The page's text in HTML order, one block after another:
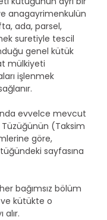
anagayrimenkulün
ada, parsel,
suretiyle tescil
genel kütük
mülkiyeti
işlenmek
evvelce mevcut
Tüzüğünün (Taksim
göre,
sayfasına
bağımsız bölüm
ve kütükte o